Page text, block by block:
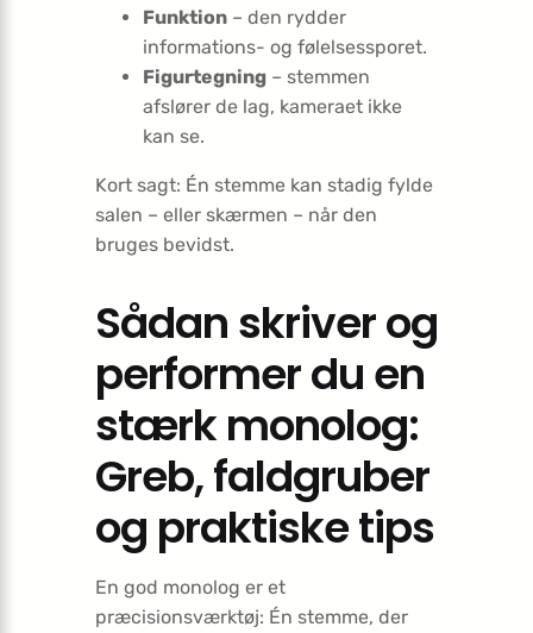
Funktion – den rydder
informations- og følelsessporet.
Figurtegning – stemmen
afslører de lag, kameraet ikke
kan se.
Kort sagt: Én stemme kan stadig fylde
salen – eller skærmen – når den
bruges bevidst.
Sådan skriver og
performer du en
stærk monolog:
Greb, faldgruber
og praktiske tips
En god monolog er et
præcisionsværktøj: Én stemme, der